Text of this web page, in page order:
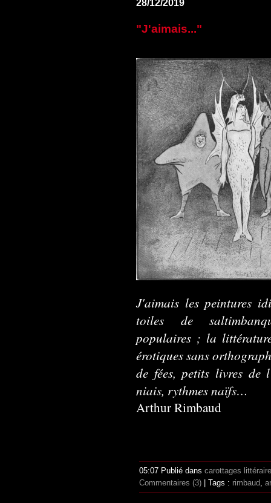
28/12/2019
"J'aimais..."
J'aimais les peintures
toiles de
populaires ; la
érotiques sans
de fées, petits livres de
niais, rythmes naïfs…
Arthur Rimbaud
05:07 Publié dans carottages
Commentaires (3) | Tags : rimbaud,